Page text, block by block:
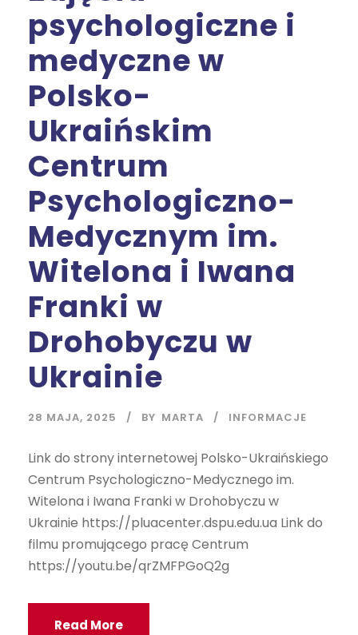
psychologiczne i
medyczne w
Polsko-
Ukraińskim
Centrum
Psychologiczno-
Medycznym im.
Witelona i Iwana
Franki w
Drohobyczu w
Ukrainie
28 MAJA, 2025 BY MARTA INFORMACJE
Link do strony internetowej Polsko-Ukraińskiego
Centrum Psychologiczno-Medycznego im.
Witelona i Iwana Franki w Drohobyczu w
Ukrainie https://pluacenter.dspu.edu.ua Link do
filmu promującego pracę Centrum
https://youtu.be/qrZMFPGoQ2g
Read More